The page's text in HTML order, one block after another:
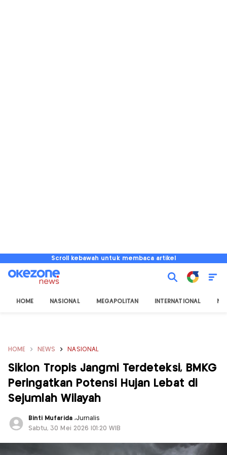
Scroll kebawah untuk membaca artikel
HOME NASIONAL MEGAPOLITAN INTERNATIONAL
HOME NEWS NASIONAL
Siklon Tropis Jangmi Terdeteksi, BMKG
Peringatkan Potensi Hujan Lebat di
Sejumlah Wilayah
Binti Mufarida ,Jurnalis
Sabtu, 30 Mei 2026 |01:20 WIB